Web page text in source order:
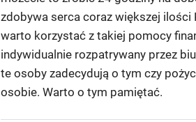
zdobywa serca coraz większej
warto korzystać z takiej pomocy
indywidualnie rozpatrywany przez
te osoby zadecydują o tym czy
osobie. Warto o tym pamiętać.